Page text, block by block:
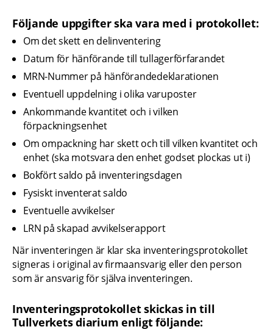
Följande uppgifter ska vara med i protokollet:
Om det skett en delinventering
Datum för hänförande till tullagerförfarandet
MRN-Nummer på hänförandedeklarationen
Eventuell uppdelning i olika varuposter
Ankommande kvantitet och i vilken
förpackningsenhet
Om ompackning har skett och till vilken kvantitet och
enhet (ska motsvara den enhet godset plockas ut i)
Bokfört saldo på inventeringsdagen
Fysiskt inventerat saldo
Eventuelle avvikelser
LRN på skapad avvikelserapport
När inventeringen är klar ska inventeringsprotokollet
signeras i original av firmaansvarig eller den person
som är ansvarig för själva inventeringen.
Inventeringsprotokollet skickas in till
Tullverkets diarium enligt följande: